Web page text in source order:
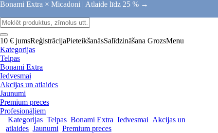
Bonami Extra × Micadoni | Atlaide līdz 25 % →
10 € jumsReģistrācijaPieteikšanāsSalīdzināšana GrozsMenu
Kategorijas
Telpas
Bonami Extra
Iedvesmai
Akcijas un atlaides
Jaunumi
Premium preces
Profesionāļiem
Kategorijas Telpas Bonami Extra Iedvesmai Akcijas un
atlaides Jaunumi Premium preces